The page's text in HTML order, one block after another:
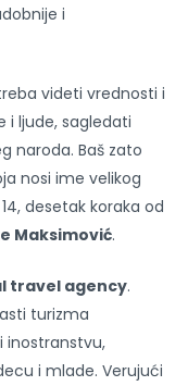
i
videti vrednosti i
i ljude, sagledati
naroda. Baš zato
nosi ime velikog
desetak koraka od
Maksimović.
travel agency.
turizma
inostranstvu,
i mlade. Verujući